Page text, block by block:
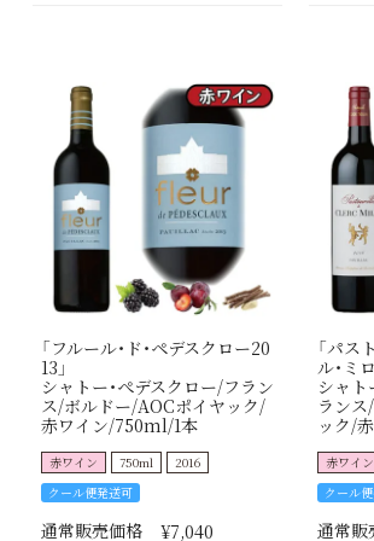
「フルール・ド・ペデスクロー20
13」
シャトー・ぺデスクロー/フラン
ス/ボルドー/AOCポイヤック/
赤ワイン/750ml/1本
赤ワイン 750ml
2016
クール便発送可
通常販売価格 ¥7,040
「パス
ル・ミ
シャト
ラン
ック/
赤ワイン
クール
通常販